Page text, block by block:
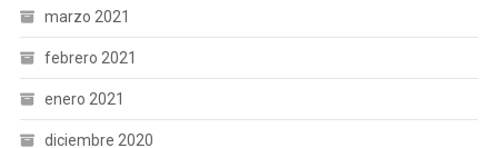
marzo 2021
febrero 2021
enero 2021
diciembre 2020